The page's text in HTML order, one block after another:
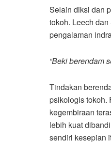
Selain diksi dan
tokoh. Leech
pengalaman
“Beki berendam
Tindakan
psikologis tokoh.
kegembiraan
lebih kuat
sendiri kesepian